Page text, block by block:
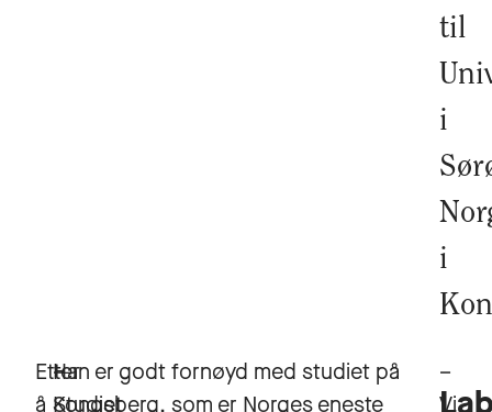
til
i
i
Etter
å
–
Studiet
Han er godt fornøyd med studiet på
Kongsberg, som er Norges eneste
–
Vi